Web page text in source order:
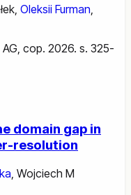
Oleksii Furman
cop. 2026. s. 325-
domain gap in
resolution
Wojciech M